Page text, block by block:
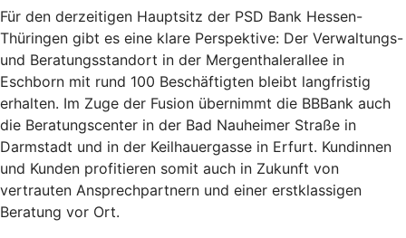
Für den derzeitigen Hauptsitz der PSD Bank Hessen-
Thüringen gibt es eine klare Perspektive: Der Verwaltungs-
und Beratungsstandort in der Mergenthalerallee in
Eschborn mit rund 100 Beschäftigten bleibt langfristig
erhalten. Im Zuge der Fusion übernimmt die BBBank auch
die Beratungscenter in der Bad Nauheimer Straße in
Darmstadt und in der Keilhauergasse in Erfurt. Kundinnen
und Kunden profitieren somit auch in Zukunft von
vertrauten Ansprechpartnern und einer erstklassigen
Beratung vor Ort.